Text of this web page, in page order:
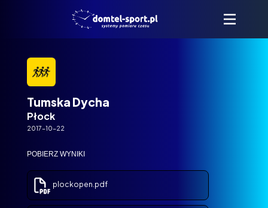
Tumska Dycha
Płock
2017-10-22
POBIERZ WYNIKI
plockopen.pdf